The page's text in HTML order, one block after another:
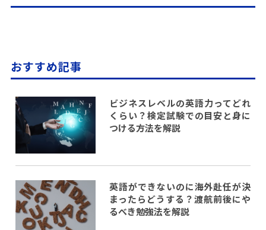
おすすめ記事
ビジネスレベルの英語力ってどれ
くらい？検定試験での目安と身に
つける方法を解説
英語ができないのに海外赴任が決
まったらどうする？渡航前後にや
るべき勉強法を解説